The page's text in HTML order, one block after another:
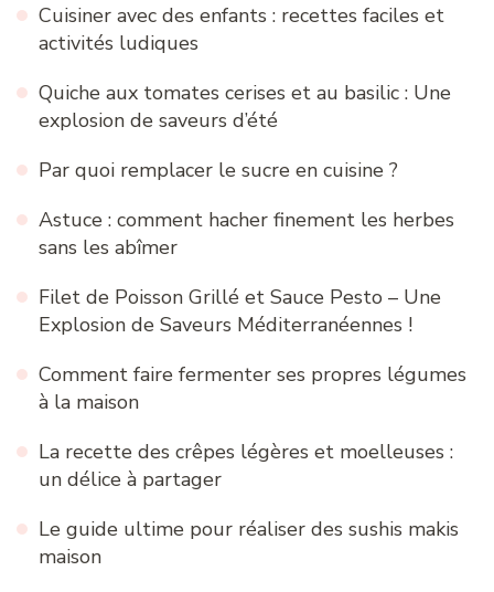
Cuisiner avec des enfants : recettes faciles et
activités ludiques
Quiche aux tomates cerises et au basilic : Une
explosion de saveurs d’été
Par quoi remplacer le sucre en cuisine ?
Astuce : comment hacher finement les herbes
sans les abîmer
Filet de Poisson Grillé et Sauce Pesto – Une
Explosion de Saveurs Méditerranéennes !
Comment faire fermenter ses propres légumes
à la maison
La recette des crêpes légères et moelleuses :
un délice à partager
Le guide ultime pour réaliser des sushis makis
maison